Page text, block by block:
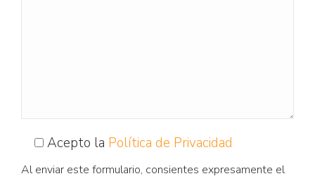
Acepto la Política de Privacidad
Al enviar este formulario, consientes expresamente el